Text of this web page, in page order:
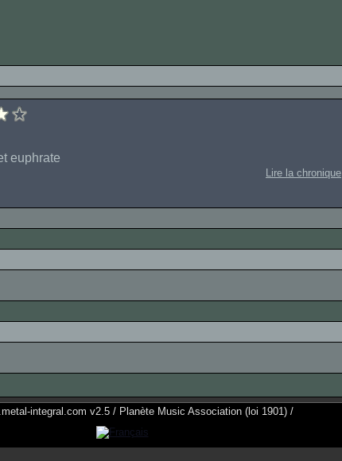
euphrate
Lire la chronique
integral.com v2.5 / Planète Music Association (loi 1901) /